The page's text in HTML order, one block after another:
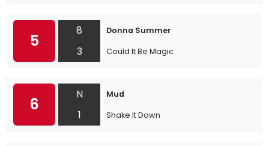
5
8
3
Donna Summer
Could It Be Magic
6
N
1
Mud
Shake It Down